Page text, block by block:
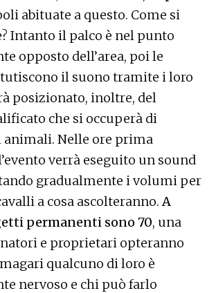
abituate a questo. Come si
Intanto il palco è nel punto
opposto dell’area, poi le
il suono tramite i loro
posizionato, inoltre, del
che si occuperà di
animali. Nelle ore prima
verrà eseguito un sound
gradualmente i volumi per
a cosa ascolteranno.A
permanenti sono 70, una
e proprietari opteranno
qualcuno di loro è
nervoso e chi può farlo